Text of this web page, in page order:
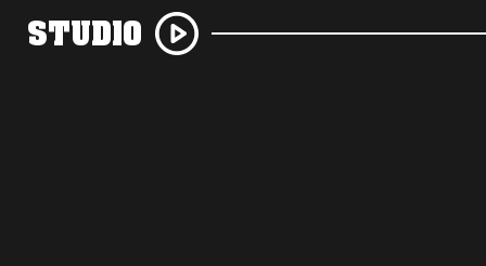
STUDIO